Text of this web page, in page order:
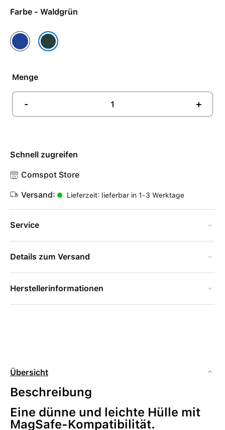
Farbe - Waldgrün
OzeanblauWaldgrün
Menge
- +
Schnell zugreifen
Comspot Store
Versand: Lieferzeit: lieferbar in 1-3 Werktage
Service
Details zum Versand
Herstellerinformationen
Übersicht
Beschreibung
Eine dünne und leichte Hülle mit
MagSafe-Kompatibilität.